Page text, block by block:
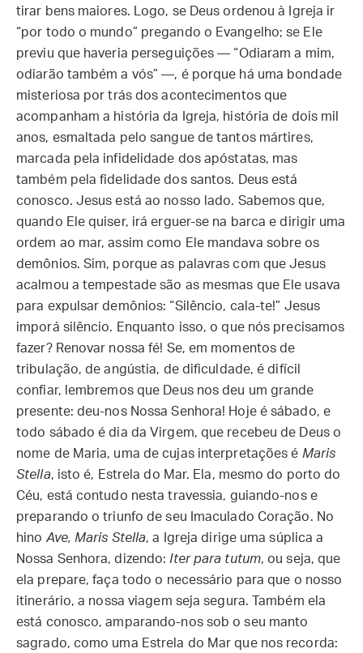
tirar bens maiores. Logo, se Deus ordenou à Igreja ir
“por todo o mundo” pregando o Evangelho; se Ele
previu que haveria perseguições — “Odiaram a mim,
odiarão também a vós” —, é porque há uma bondade
misteriosa por trás dos acontecimentos que
acompanham a história da Igreja, história de dois mil
anos, esmaltada pelo sangue de tantos mártires,
marcada pela infidelidade dos apóstatas, mas
também pela fidelidade dos santos. Deus está
conosco. Jesus está ao nosso lado. Sabemos que,
quando Ele quiser, irá erguer-se na barca e dirigir uma
ordem ao mar, assim como Ele mandava sobre os
demônios. Sim, porque as palavras com que Jesus
acalmou a tempestade são as mesmas que Ele usava
para expulsar demônios: “Silêncio, cala-te!” Jesus
imporá silêncio. Enquanto isso, o que nós precisamos
fazer? Renovar nossa fé! Se, em momentos de
tribulação, de angústia, de dificuldade, é difícil
confiar, lembremos que Deus nos deu um grande
presente: deu-nos Nossa Senhora! Hoje é sábado, e
todo sábado é dia da Virgem, que recebeu de Deus o
nome de Maria, uma de cujas interpretações é Maris
Stella, isto é, Estrela do Mar. Ela, mesmo do porto do
Céu, está contudo nesta travessia, guiando-nos e
preparando o triunfo de seu Imaculado Coração. No
hino Ave, Maris Stella, a Igreja dirige uma súplica a
Nossa Senhora, dizendo: Iter para tutum, ou seja, que
ela prepare, faça todo o necessário para que o nosso
itinerário, a nossa viagem seja segura. Também ela
está conosco, amparando-nos sob o seu manto
sagrado, como uma Estrela do Mar que nos recorda: